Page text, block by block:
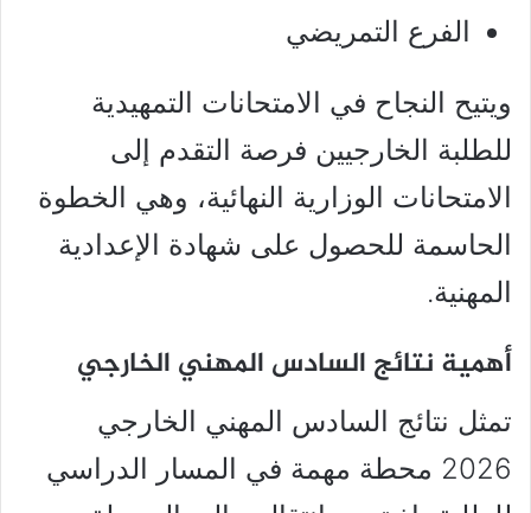
الفرع التمريضي
ويتيح النجاح في الامتحانات التمهيدية
للطلبة الخارجيين فرصة التقدم إلى
الامتحانات الوزارية النهائية، وهي الخطوة
الحاسمة للحصول على شهادة الإعدادية
المهنية.
أهمية نتائج السادس المهني الخارجي
تمثل نتائج السادس المهني الخارجي
2026 محطة مهمة في المسار الدراسي